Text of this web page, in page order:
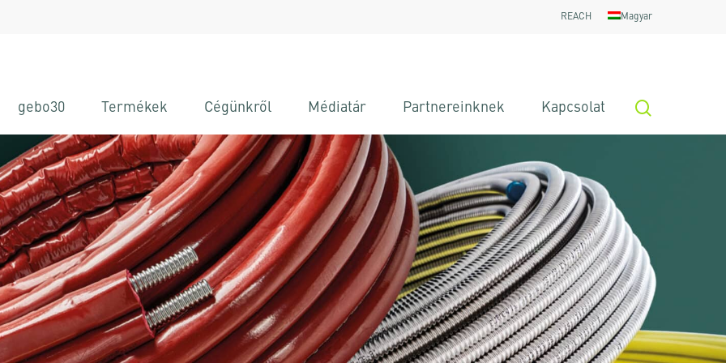
REACH Magyar
gebo30 Termékek Cégünkről Médiatár Partnereinknek Kapcsolat